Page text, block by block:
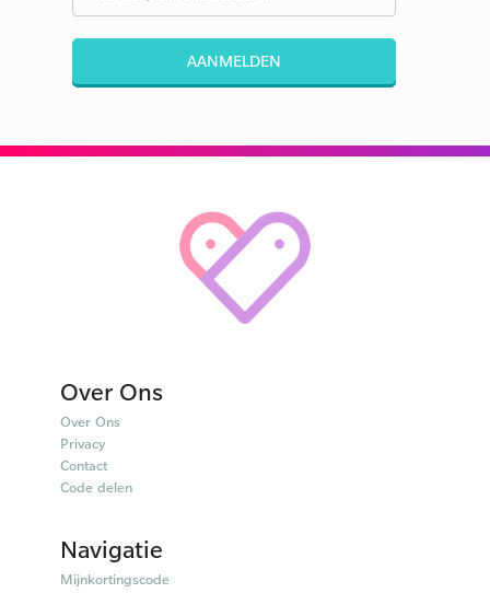
AANMELDEN
Over Ons
Over Ons
Privacy
Contact
Code delen
Navigatie
Mijnkortingscode